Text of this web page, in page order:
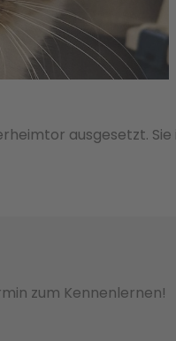
ausgesetzt.
zum Kennenlernen!